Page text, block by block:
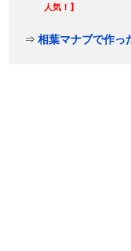
人気！】
⇒相葉マナブで作っ